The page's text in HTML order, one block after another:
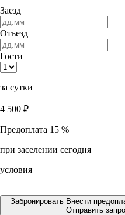
Заезд
Отъезд
Гости
за сутки
4 500 ₽
Предоплата 15 %
при заселении сегодня
условия
Забронировать Внести
Отправить